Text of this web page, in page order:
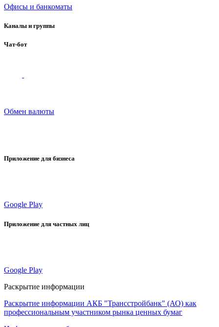
Офисы и банкоматы
Каналы и группы
Чат-бот
Обмен валюты
Приложение для бизнеса
Google Play
Приложение для частных лиц
Google Play
Раскрытие информации
Раскрытие информации АКБ "Трансстройбанк" (АО) как
профессиональным участником рынка ценных бумаг